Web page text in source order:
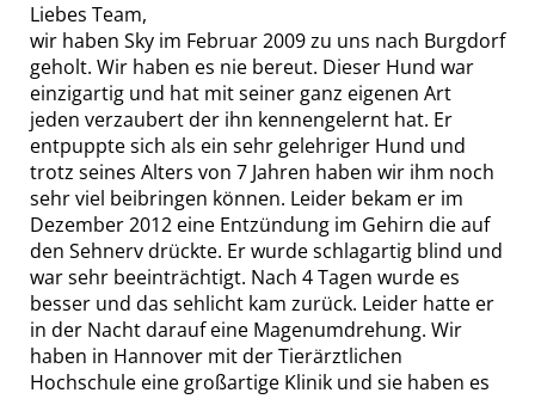
Liebes Team,
wir haben Sky im Februar 2009 zu uns nach Burgdorf
geholt. Wir haben es nie bereut. Dieser Hund war
einzigartig und hat mit seiner ganz eigenen Art
jeden verzaubert der ihn kennengelernt hat. Er
entpuppte sich als ein sehr gelehriger Hund und
trotz seines Alters von 7 Jahren haben wir ihm noch
sehr viel beibringen können. Leider bekam er im
Dezember 2012 eine Entzündung im Gehirn die auf
den Sehnerv drückte. Er wurde schlagartig blind und
war sehr beeinträchtigt. Nach 4 Tagen wurde es
besser und das sehlicht kam zurück. Leider hatte er
in der Nacht darauf eine Magenumdrehung. Wir
haben in Hannover mit der Tierärztlichen
Hochschule eine großartige Klinik und sie haben es